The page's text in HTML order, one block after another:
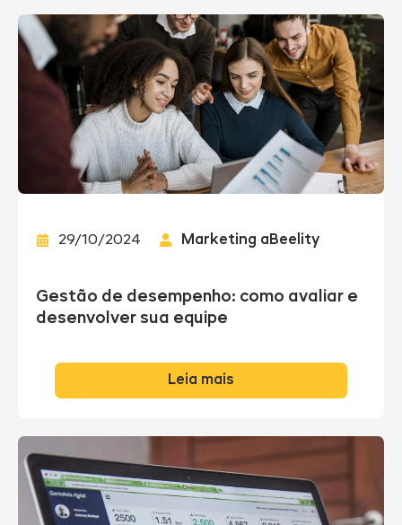
29/10/2024 Marketing aBeelity
Gestão de desempenho: como avaliar e
desenvolver sua equipe
Leia mais